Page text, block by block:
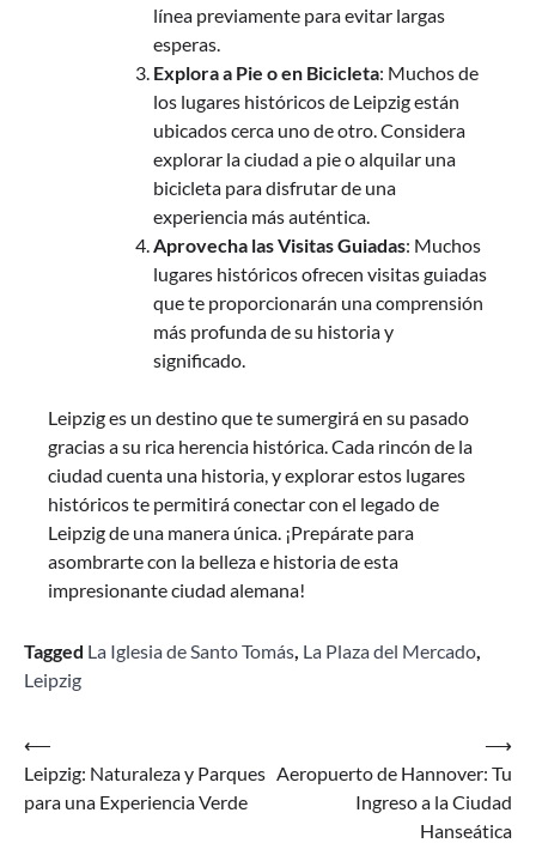
línea previamente para evitar largas
esperas.
Explora a Pie o en Bicicleta: Muchos de
los lugares históricos de Leipzig están
ubicados cerca uno de otro. Considera
explorar la ciudad a pie o alquilar una
bicicleta para disfrutar de una
experiencia más auténtica.
Aprovecha las Visitas Guiadas: Muchos
lugares históricos ofrecen visitas guiadas
que te proporcionarán una comprensión
más profunda de su historia y
significado.
Leipzig es un destino que te sumergirá en su pasado
gracias a su rica herencia histórica. Cada rincón de la
ciudad cuenta una historia, y explorar estos lugares
históricos te permitirá conectar con el legado de
Leipzig de una manera única. ¡Prepárate para
asombrarte con la belleza e historia de esta
impresionante ciudad alemana!
Tagged La Iglesia de Santo Tomás, La Plaza del Mercado,
Leipzig
Navegación
de
entradas
⟵
Leipzig: Naturaleza y Parques
para una Experiencia Verde
Aeropuerto de Hannover: Tu
Ingreso a la Ciudad
Hanseática
⟶